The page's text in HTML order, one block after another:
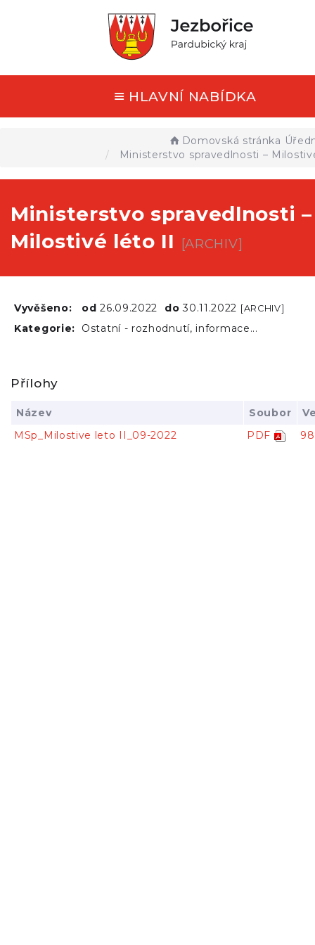
HLAVNÍ NABÍDKA
Domovská stránka
Ministerstvo spravedlnosti –
Ministerstvo spravedlnosti –
Milostivé léto II [ARCHIV]
Vyvěšeno: od26.09.2022 do30.11.2022 [ARCHIV]
Kategorie: Ostatní - rozhodnutí, informace...
Přílohy
Název Soubor
MSp_Milostive leto II_09-2022
PDF